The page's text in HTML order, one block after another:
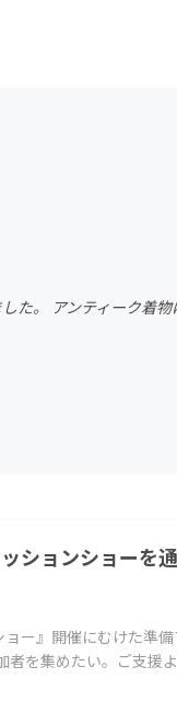
ファッシ
た。 アンティーク着
ションショーを
ー』開催にむけた準
者を集めたい。ご支援